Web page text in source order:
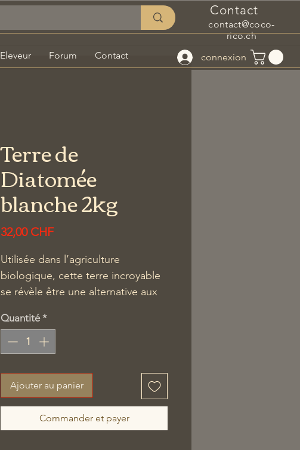
Contact
contact@coco-
rico.ch
connexion
Eleveur Forum Contact
Terre de
Diatomée
blanche 2kg
32,00 CHFPrix
Utilisée dans l’agriculture
biologique, cette terre incroyable
se révèle être une alternative aux
parasitaire externe et interne pour
nos poules.
Elle a sa place dans un poulailler
familial.
Quantité *
Ajouter au panier
Commander et payer